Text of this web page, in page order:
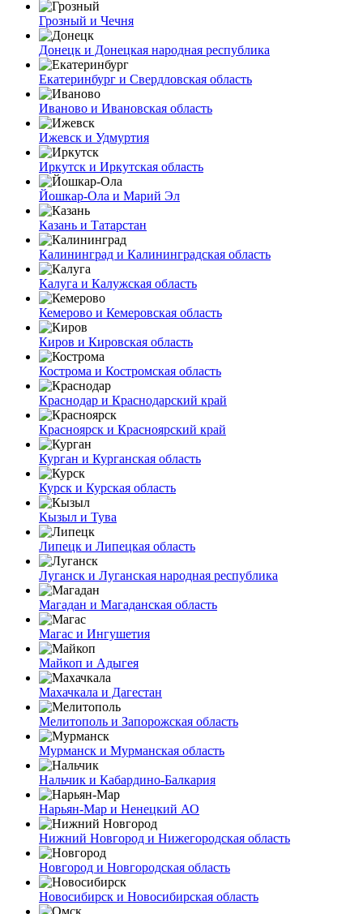
Грозный и Чечня
Донецк и Донецкая народная республика
Екатеринбург и Свердловская область
Иваново и Ивановская область
Ижевск и Удмуртия
Иркутск и Иркутская область
Йошкар-Ола и Марий Эл
Казань и Татарстан
Калининград и Калининградская область
Калуга и Калужская область
Кемерово и Кемеровская область
Киров и Кировская область
Кострома и Костромская область
Краснодар и Краснодарский край
Красноярск и Красноярский край
Курган и Курганская область
Курск и Курская область
Кызыл и Тува
Липецк и Липецкая область
Луганск и Луганская народная республика
Магадан и Магаданская область
Магас и Ингушетия
Майкоп и Адыгея
Махачкала и Дагестан
Мелитополь и Запорожская область
Мурманск и Мурманская область
Нальчик и Кабардино-Балкария
Нарьян-Мар и Ненецкий АО
Нижний Новгород и Нижегородская область
Новгород и Новгородская область
Новосибирск и Новосибирская область